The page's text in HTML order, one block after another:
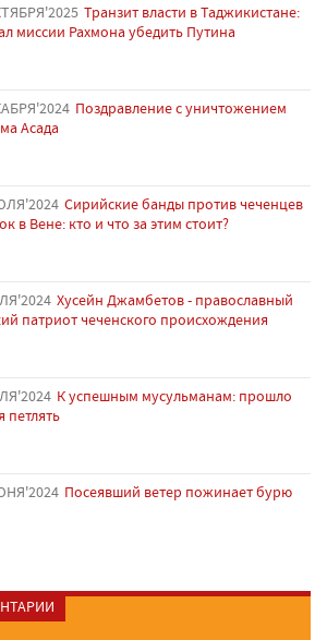
Транзит власти в Таджикистане:
миссии Рахмона убедить Путина
Поздравление с уничтожением
Асада
Сирийские банды против чеченцев
в Вене: кто и что за этим стоит?
Хусейн Джамбетов - православный
патриот чеченского происхождения
К успешным мусульманам: прошло
петлять
Посеявший ветер пожинает бурю